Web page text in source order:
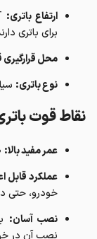
ارتفاع باتری:
برای باتری
محل
نوع باتری:
نقاط قوت باتری
عمر مفید بالا:
عملکرد قابل
خودرو، حتی
نصب آسان:
نصب آن در